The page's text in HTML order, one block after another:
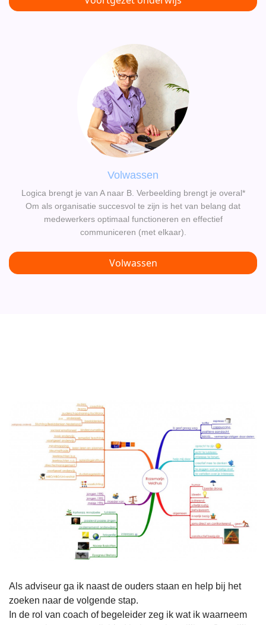
Volwassen
Logica brengt je van A naar B. Verbeelding brengt je overal*
Om als organisatie succesvol te zijn is het van belang dat
medewerkers optimaal functioneren en effectief
communiceren (met elkaar).
Volwassen
Als adviseur ga ik naast de ouders staan en help bij het
zoeken naar de volgende stap.
In de rol van coach of begeleider zeg ik wat ik waarneem